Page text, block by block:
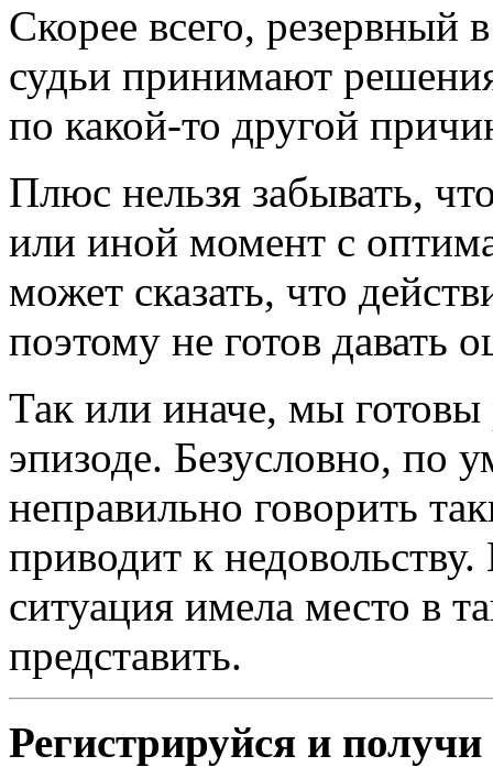
Скорее всего, резервный
судьи принимают
по какой-то другой
Плюс нельзя забывать,
или иной момент с
может сказать, что
поэтому не готов давать
Так или иначе, мы
эпизоде. Безусловно, по
неправильно говорить
приводит к
ситуация имела место в
представить.
Регистрируйся и